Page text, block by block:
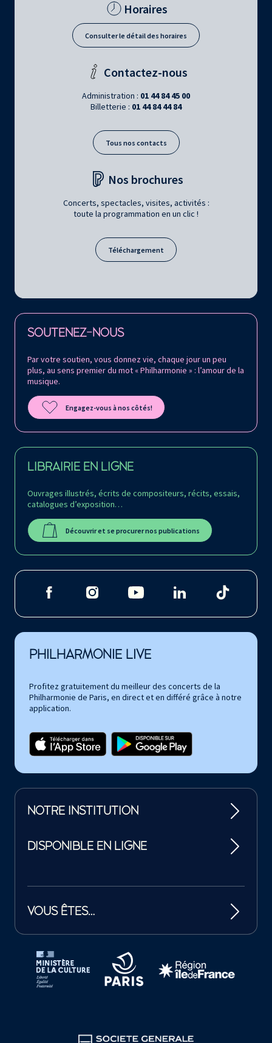
Horaires
Consulter le détail des horaires
Contactez-nous
Administration : 01 44 84 45 00
Billetterie : 01 44 84 44 84
Tous nos contacts
Nos brochures
Concerts, spectacles, visites, activités :
toute la programmation en un clic !
Téléchargement
SOUTENEZ-NOUS
Par votre soutien, vous donnez vie, chaque jour un peu
plus, au sens premier du mot « Philharmonie » : l’amour de la
musique.
Engagez-vous à nos côtés!
LIBRAIRIE EN LIGNE
Ouvrages illustrés, écrits de compositeurs, récits, essais,
catalogues d’exposition…
Découvrir et se procurer nos publications
Retrouvez la Philharmonie de Paris sur
PHILHARMONIE LIVE
Profitez gratuitement du meilleur des concerts de la
Philharmonie de Paris, en direct et en différé grâce à notre
application.
NOTRE INSTITUTION
DISPONIBLE EN LIGNE
VOUS ÊTES…
Tutelles et mécènes de la Philharmonie de Paris